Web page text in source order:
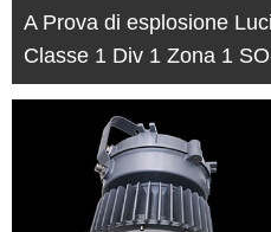
A Prova di esplosione
Classe 1 Div 1 Zona 1